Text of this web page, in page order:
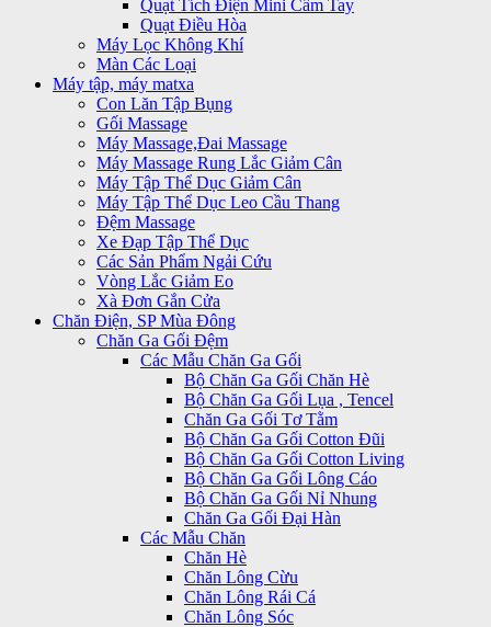
Quạt Tích Điện Mini Cầm Tay
Quạt Điều Hòa
Máy Lọc Không Khí
Màn Các Loại
Máy tập, máy matxa
Con Lăn Tập Bụng
Gối Massage
Máy Massage,Đai Massage
Máy Massage Rung Lắc Giảm Cân
Máy Tập Thể Dục Giảm Cân
Máy Tập Thể Dục Leo Cầu Thang
Đệm Massage
Xe Đạp Tập Thể Dục
Các Sản Phẩm Ngải Cứu
Vòng Lắc Giảm Eo
Xà Đơn Gắn Cửa
Chăn Điện, SP Mùa Đông
Chăn Ga Gối Đệm
Các Mẫu Chăn Ga Gối
Bộ Chăn Ga Gối Chăn Hè
Bộ Chăn Ga Gối Lụa , Tencel
Chăn Ga Gối Tơ Tằm
Bộ Chăn Ga Gối Cotton Đũi
Bộ Chăn Ga Gối Cotton Living
Bộ Chăn Ga Gối Lông Cáo
Bộ Chăn Ga Gối Nỉ Nhung
Chăn Ga Gối Đại Hàn
Các Mẫu Chăn
Chăn Hè
Chăn Lông Cừu
Chăn Lông Rái Cá
Chăn Lông Sóc